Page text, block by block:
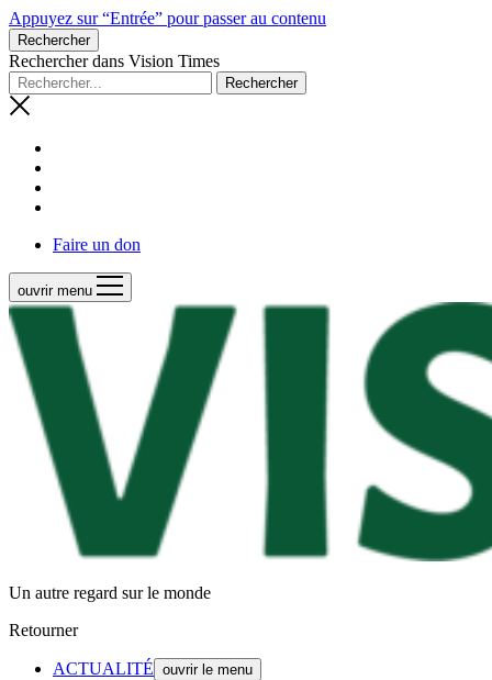
Appuyez sur “Entrée” pour passer au contenu
Rechercher
Rechercher dans Vision Times
Faire un don
ouvrir menu
Un autre regard sur le monde
Retourner
ACTUALITÉ ouvrir le menu